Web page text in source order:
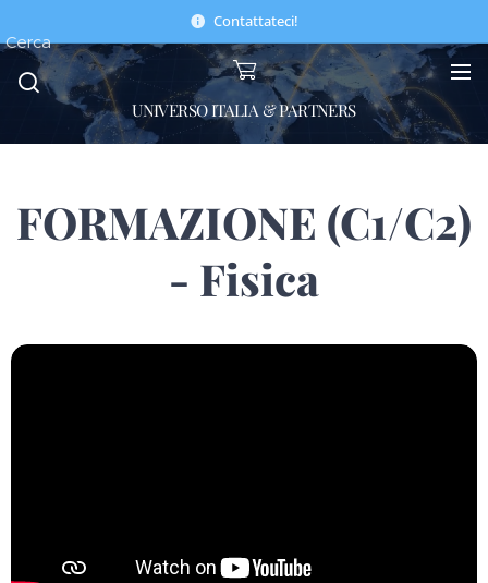
Contattateci!
UNIVERSO ITALIA & PARTNERS
Cerca
FORMAZIONE (C1/C2)
- Fisica